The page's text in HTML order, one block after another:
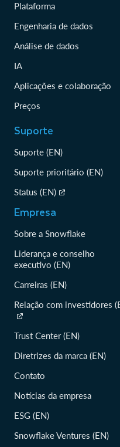
Plataforma
Engenharia de dados
Análise de dados
IA
Aplicações e colaboração
Preços
Suporte
Suporte (EN)
Suporte prioritário (EN)
Status (EN)
Empresa
Sobre a Snowflake
Liderança e conselho
executivo (EN)
Carreiras (EN)
Relação com investidores
Trust Center (EN)
Diretrizes da marca (EN)
Contato
Notícias da empresa
ESG (EN)
Snowflake Ventures (EN)